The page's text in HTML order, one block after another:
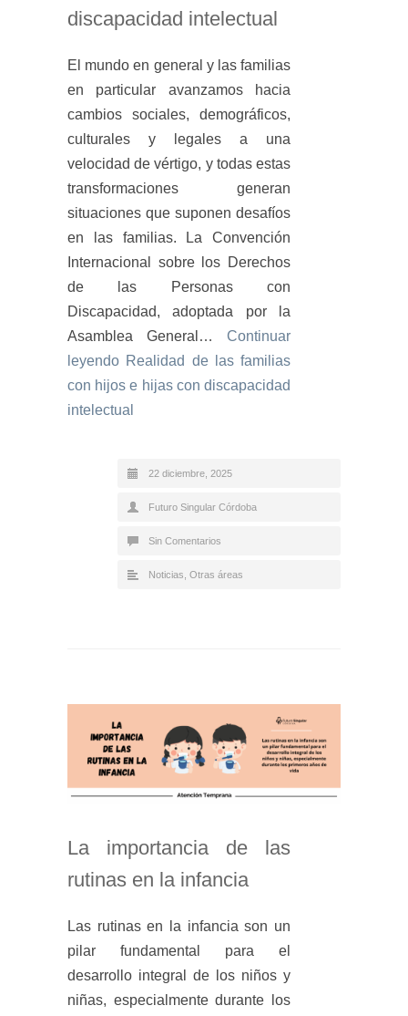
discapacidad intelectual
El mundo en general y las familias
en particular avanzamos hacia
cambios sociales, demográficos,
culturales y legales a una
velocidad de vértigo, y todas estas
transformaciones generan
situaciones que suponen desafíos
en las familias. La Convención
Internacional sobre los Derechos
de las Personas con
Discapacidad, adoptada por la
Asamblea General… Continuar
leyendo Realidad de las familias
con hijos e hijas con discapacidad
intelectual
22 diciembre, 2025
Futuro Singular Córdoba
Sin Comentarios
Noticias Otras áreas
La importancia de las
rutinas en la infancia
Las rutinas en la infancia son un
pilar fundamental para el
desarrollo integral de los niños y
niñas, especialmente durante los